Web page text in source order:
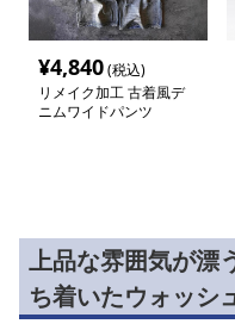
今回紹介する商品一覧
¥4,840(税込)
リメイク加工 古着風デ
ニムワイドパンツ